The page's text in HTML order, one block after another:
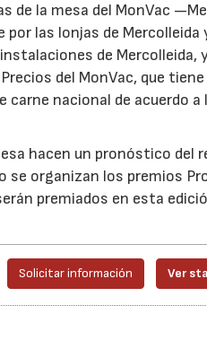
de la mesa del MonVac
las lonjas de Mercolleida
de Mercolleida,
del MonVac, que
nacional de acuerdo a
hacen un pronóstico del
organizan los premios
premiados en esta
Solicitar información Ver